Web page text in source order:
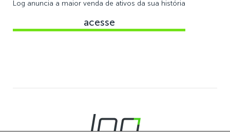
Log anuncia a maior venda de ativos da sua história
acesse